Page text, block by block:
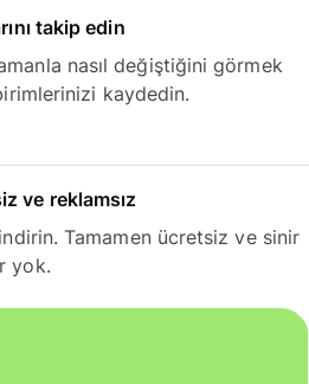
takip edin
nasıl değiştiğini görmek
kaydedin.
ve reklamsız
Tamamen ücretsiz ve sinir
yok.